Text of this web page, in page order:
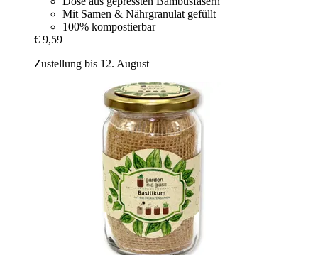
Mit Samen & Nährgranulat gefüllt
100% kompostierbar
€ 9,59
Zustellung bis 12. August